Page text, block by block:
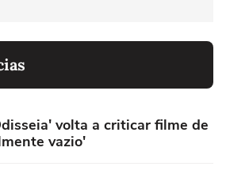
volta a criticar filme de
vazio'